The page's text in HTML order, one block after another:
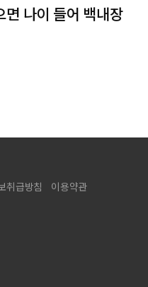
면 나이 들어 백내장
취급방침 이용약관